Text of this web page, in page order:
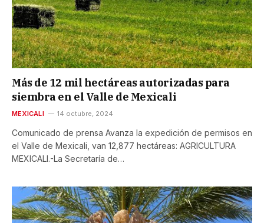
Más de 12 mil hectáreas autorizadas para
siembra en el Valle de Mexicali
MEXICALI 14 octubre, 2024
Comunicado de prensa Avanza la expedición de permisos en
el Valle de Mexicali, van 12,877 hectáreas: AGRICULTURA
MEXICALI.-La Secretaría de…